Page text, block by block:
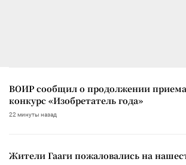
ВОИР сообщил о продолжении приема
конкурс «Изобретатель года»
22 минуты назад
Жители Гааги пожаловались на